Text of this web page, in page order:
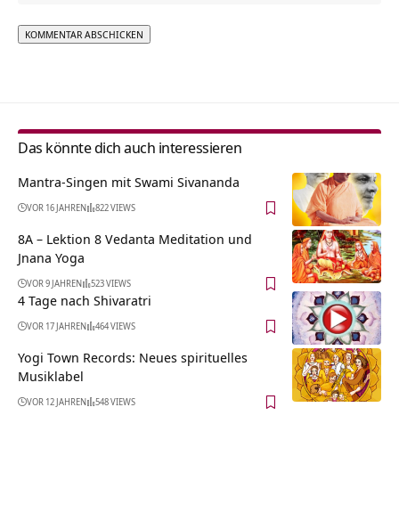
Das könnte dich auch interessieren
Mantra-Singen mit Swami Sivananda
VOR 16 JAHREN 822 VIEWS
8A – Lektion 8 Vedanta Meditation und
Jnana Yoga
VOR 9 JAHREN 523 VIEWS
4 Tage nach Shivaratri
VOR 17 JAHREN 464 VIEWS
Yogi Town Records: Neues spirituelles
Musiklabel
VOR 12 JAHREN 548 VIEWS